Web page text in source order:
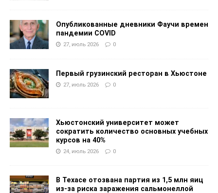
Опубликованные дневники Фаучи времен
пандемии COVID
27, июль 2026 0
Первый грузинский ресторан в Хьюстоне
27, июль 2026 0
Хьюстонский университет может
сократить количество основных учебных
курсов на 40%
24, июль 2026 0
В Техасе отозвана партия из 1,5 млн яиц
из-за риска заражения сальмонеллой